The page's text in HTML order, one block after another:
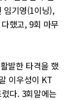
임기영(1이닝),
했고, 9회 마무
발한 타격을 했
이우성이 KT
다. 3회말에는